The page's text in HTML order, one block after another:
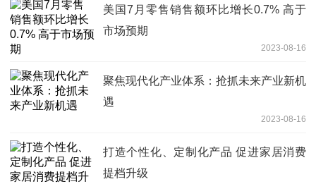
美国7月零售销售额环比增长0.7% 高于
市场预期
2023-08-16
聚焦现代化产业体系：抢抓未来产业新机
遇
2023-08-16
打造个性化、定制化产品 促进家居消费
提档升级